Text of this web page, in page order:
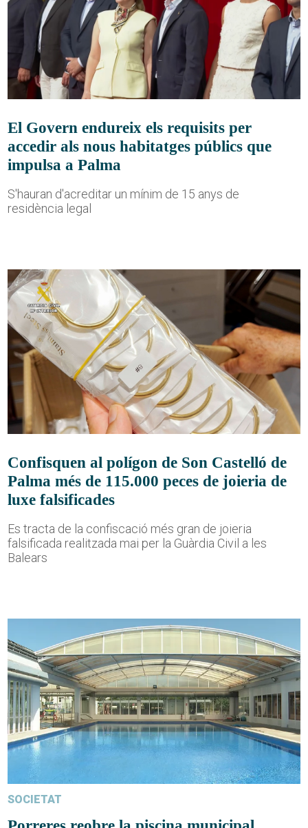
El Govern endureix els requisits per
accedir als nous habitatges públics que
impulsa a Palma
S'hauran d'acreditar un mínim de 15 anys de
residència legal
Confisquen al polígon de Son Castelló de
Palma més de 115.000 peces de joieria de
luxe falsificades
Es tracta de la confiscació més gran de joieria
falsificada realitzada mai per la Guàrdia Civil a les
Balears
SOCIETAT